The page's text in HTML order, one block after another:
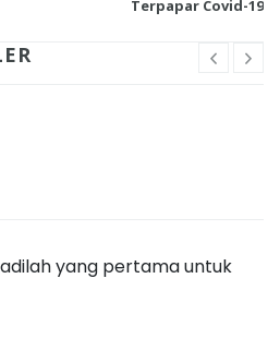
Terpapar Covid-19
yang pertama untuk